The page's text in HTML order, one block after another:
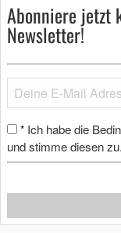
Abonniere jetzt
Newsletter!
* Ich habe die
und stimme diesen zu.